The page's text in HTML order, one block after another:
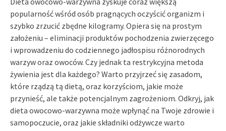
popularność wśród osób pragnących oczyścić organizm i
szybko zrzucić zbędne kilogramy. Opiera się na prostym
założeniu – eliminacji produktów pochodzenia zwierzęcego
i wprowadzeniu do codziennego jadłospisu różnorodnych
warzyw oraz owoców. Czy jednak ta restrykcyjna metoda
żywienia jest dla każdego? Warto przyjrzeć się zasadom,
które rządzą tą dietą, oraz korzyściom, jakie może
przynieść, ale także potencjalnym zagrożeniom. Odkryj, jak
dieta owocowo-warzywna może wpłynąć na Twoje zdrowie i
samopoczucie, oraz jakie składniki odżywcze warto